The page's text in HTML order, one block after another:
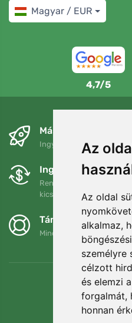
Az
Az oldal
alkalmaz,
személyre
célzott
és elemzi
forgalmát,
honnan
Magyar / EUR
4,7/5
Másnapra és
Ingyenes szállítás a
Ingyenes csere és
Rendelését 90 napon
kicserélheti.
Támogatjuk a
Minden megrendelésért